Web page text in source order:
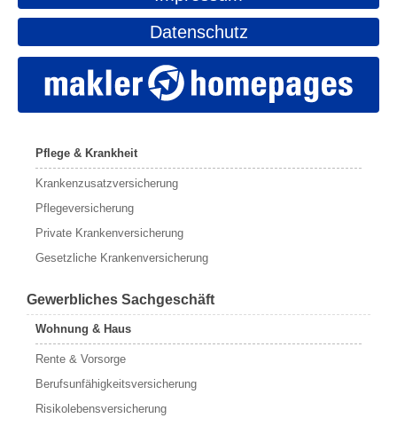
Datenschutz
Pflege & Krankheit
Krankenzusatzversicherung
Pflegeversicherung
Private Krankenversicherung
Gesetzliche Krankenversicherung
Gewerbliches Sachgeschäft
Wohnung & Haus
Rente & Vorsorge
Berufs­unfähigkeitsversicherung
Risikolebensversicherung